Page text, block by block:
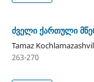
ძველი ქართული
Tamaz
263-270